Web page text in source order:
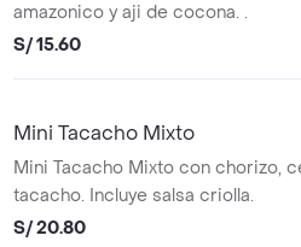
amazonico y aji de cocona. .
S/ 15.60
Mini Tacacho Mixto
Mini Tacacho Mixto con chorizo,
tacacho. Incluye salsa criolla.
S/ 20.80